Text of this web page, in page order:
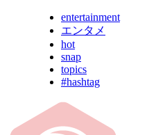
entertainment
エンタメ
hot
snap
topics
#hashtag